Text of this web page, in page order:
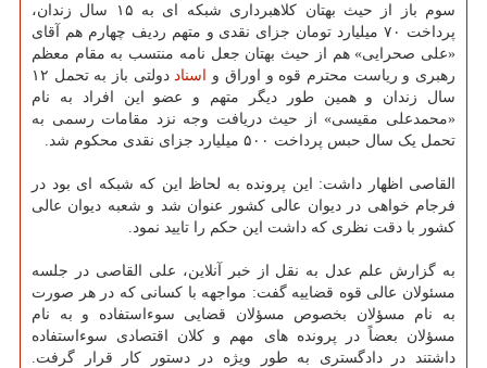
سوم باز از حیث بهتان کلاهبرداری شبکه ای به ۱۵ سال زندان،
پرداخت ۷۰ میلیارد تومان جزای نقدی و متهم ردیف چهارم هم آقای
«علی صحرایی» هم از حیث بهتان جعل نامه منتسب به مقام معظم
رهبری و ریاست محترم قوه و اوراق و اسناد
دولتی باز به تحمل ۱۲
سال زندان و همین طور دیگر متهم و عضو این افراد به نام
«محمدعلی مقیسی» از حیث دریافت وجه نزد مقامات رسمی به
تحمل یک سال حبس پرداخت ۵۰۰ میلیارد جزای نقدی محکوم شد.
القاصی اظهار داشت: این پرونده به لحاظ این که شبکه ای بود در
فرجام خواهی در دیوان عالی کشور عنوان شد و شعبه دیوان عالی
کشور با دقت نظری که داشت این حکم را تایید نمود.
به گزارش علم عدل به نقل از خبر آنلاین، علی القاصی در جلسه
مسئولان عالی قوه قضاییه گفت: مواجهه با کسانی که در هر صورت
به نام مسؤلان بخصوص مسؤلان قضایی سوءاستفاده و به نام
مسؤلان بعضاً در پرونده های مهم و کلان اقتصادی سوءاستفاده
داشتند در دادگستری به طور ویژه در دستور کار قرار گرفت.